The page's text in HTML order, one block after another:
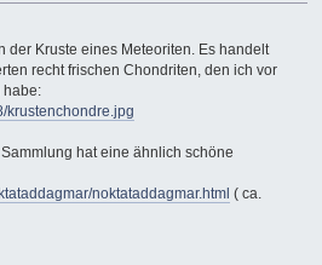
der Kruste eines Meteoriten. Es handelt
recht frischen Chondriten, den ich vor
habe:
krustenchondre.jpg
hat eine ähnlich schöne
noktataddagmar.html ( ca.